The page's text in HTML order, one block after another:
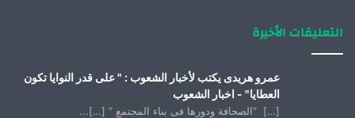
التعليقات الأخيرة
عمرو هريدى يكتب لأخبار الشعوب : " على قدر النوايا تكون
العطايا" - اخبار الشعوب
[…] “الصحافة ودورها فى بناء المجتمع “ […]...